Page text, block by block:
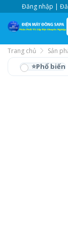
Đăng nhập |
Trang chủ Sản